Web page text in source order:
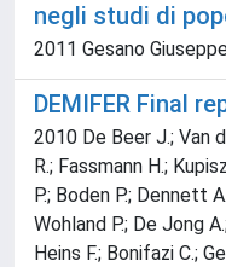
negli studi di
2011 Gesano
DEMIFER Final
2010 De Beer J.; Van
R.; Fassmann H.;
P.; Boden P.; Dennett
Wohland P.; De Jong
Heins F.; Bonifazi C.;